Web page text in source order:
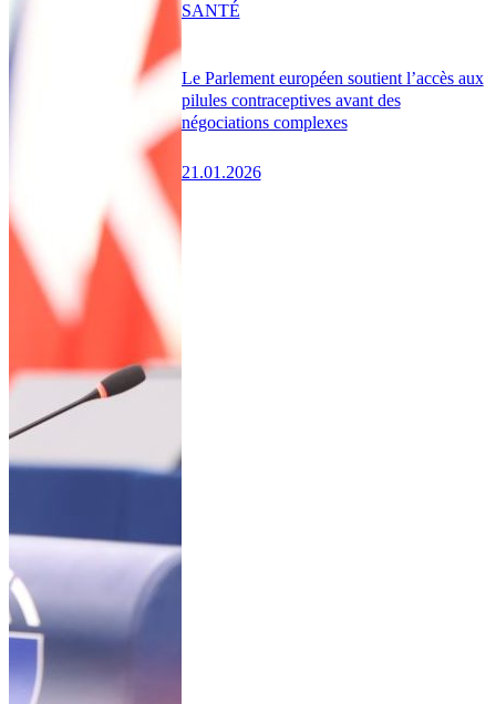
Le Parlement européen soutient l’accès aux
pilules contraceptives avant des
négociations complexes
21.01.2026
SANTÉ